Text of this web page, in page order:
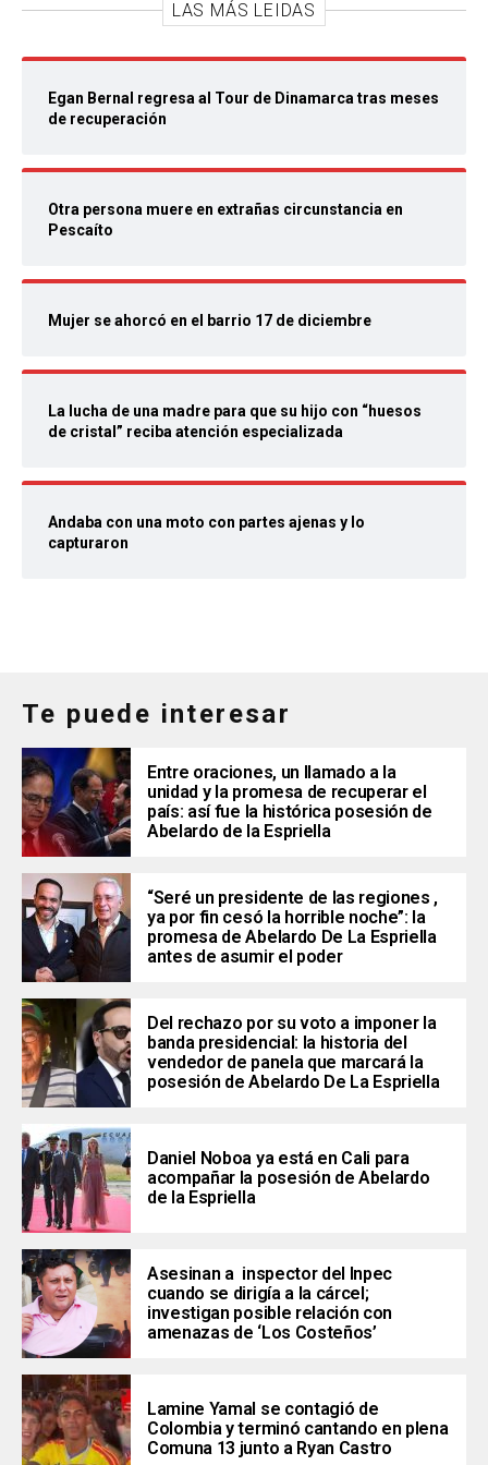
LAS MÁS LEIDAS
Egan Bernal regresa al Tour de Dinamarca tras meses
de recuperación
Otra persona muere en extrañas circunstancia en
Pescaíto
Mujer se ahorcó en el barrio 17 de diciembre
La lucha de una madre para que su hijo con “huesos
de cristal” reciba atención especializada
Andaba con una moto con partes ajenas y lo
capturaron
Te puede interesar
Entre oraciones, un llamado a la
unidad y la promesa de recuperar el
país: así fue la histórica posesión de
Abelardo de la Espriella
“Seré un presidente de las regiones ,
ya por fin cesó la horrible noche”: la
promesa de Abelardo De La Espriella
antes de asumir el poder
Del rechazo por su voto a imponer la
banda presidencial: la historia del
vendedor de panela que marcará la
posesión de Abelardo De La Espriella
Daniel Noboa ya está en Cali para
acompañar la posesión de Abelardo
de la Espriella
Asesinan a inspector del Inpec
cuando se dirigía a la cárcel;
investigan posible relación con
amenazas de ‘Los Costeños’
Lamine Yamal se contagió de
Colombia y terminó cantando en plena
Comuna 13 junto a Ryan Castro